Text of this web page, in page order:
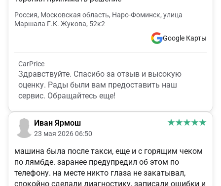
Россия, Московская область, Наро-Фоминск, улица
Маршала Г.К. Жукова, 52к2
Google Карты
CarPrice
Здравствуйте. Спасибо за отзыв и высокую
оценку. Рады были вам предоставить наш
сервис. Обращайтесь еще!
Иван Ярмош
23 мая 2026 06:50
машина была после такси, еще и с горящим чеком
по лямбде. заранее предупредил об этом по
телефону. на месте никто глаза не закатывал,
спокойно сделали диагностику, записали ошибки и